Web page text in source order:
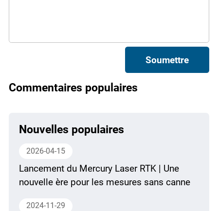
Soumettre
Commentaires populaires
Nouvelles populaires
2026-04-15
Lancement du Mercury Laser RTK | Une
nouvelle ère pour les mesures sans canne
2024-11-29